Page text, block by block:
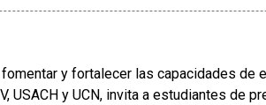
y fortalecer las capacidades de
USACH y UCN, invita a estudiantes de